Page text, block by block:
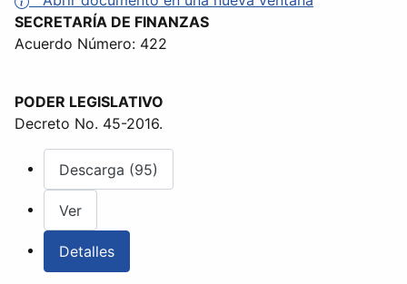
SECRETARÍA DE FINANZAS
Acuerdo Número: 422
PODER LEGISLATIVO
Decreto No. 45-2016.
Descarga (95)
Ver
Detalles